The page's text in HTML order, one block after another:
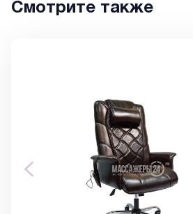
Смотрите также